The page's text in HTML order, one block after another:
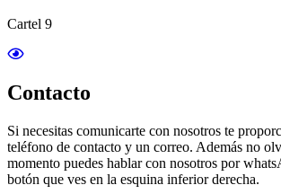
Cartel 9
Contacto
Si necesitas comunicarte con nosotros te
teléfono de contacto y un correo. Además no
momento puedes hablar con nosotros por
botón que ves en la esquina inferior derecha.